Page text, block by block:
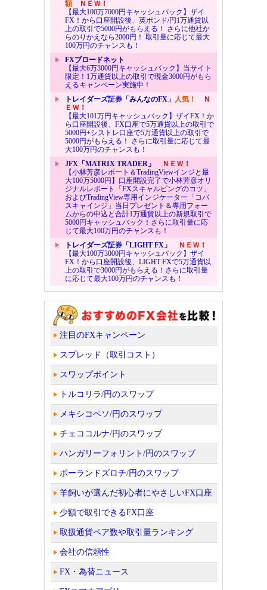
額ＮＥＷ！
【最大100万7000円キャッシュバック】ザイ
FX！から口座開設後、英ポンド/円1万通貨以
上の取引で5000円がもらえる！ さらに他社か
らのりかえなら2000円！ 取引量に応じて最大
100万円のチャンスも！
FXブロードネット
【最大6万3000円キャッシュバック】当サイト
限定！1万通貨以上の取引で現金3000円がもら
えるキャンペーン実施中！
トレイダーズ証券「みんなのFX」 人気！
Ｎ
ＥＷ！
【最大101万円キャッシュバック】ザイFX！か
ら口座開設後、FX口座で5万通貨以上の取引で
5000円+シストレ口座で5万通貨以上の取引で
5000円がもらえる！ さらに取引量に応じて最
大100万円のチャンスも！
JFX「MATRIX TRADER」
ＮＥＷ！
【小林芳彦レポート＆TradingViewインジと最
大100万5000円】口座開設完了で小林芳彦オリ
ジナルレポート「FXスキャルピングのコツ」
およびTradingView専用インジケーター「コバ
スキャインジ」当日プレゼント＆専用フォー
ムからの申込と合計1万通貨以上の新規取引で
5000円キャッシュバック！さらに取引量に応
じて最大100万円のチャンスも！
トレイダーズ証券「LIGHT FX」
ＮＥＷ！
【最大100万3000円キャッシュバック】ザイ
FX！から口座開設後、LIGHT FXで5万通貨以
上の取引で3000円がもらえる！さらに取引量
に応じて最大100万円のチャンスも！
注目のFXキャンペーン
スプレッド（取引コスト）
スワップポイント
トルコリラ/円のスワップ
メキシコペソ/円のスワップ
チェココルナ/円のスワップ
ハンガリーフォリント/円のスワップ
ポーランドズロチ/円のスワップ
羊飼いが選んだ初心者にやさしいFX口座
少額で取引できるFX口座
取扱通貨ペア数や取引量ランキング
会社の信頼性
FX・為替ニュース